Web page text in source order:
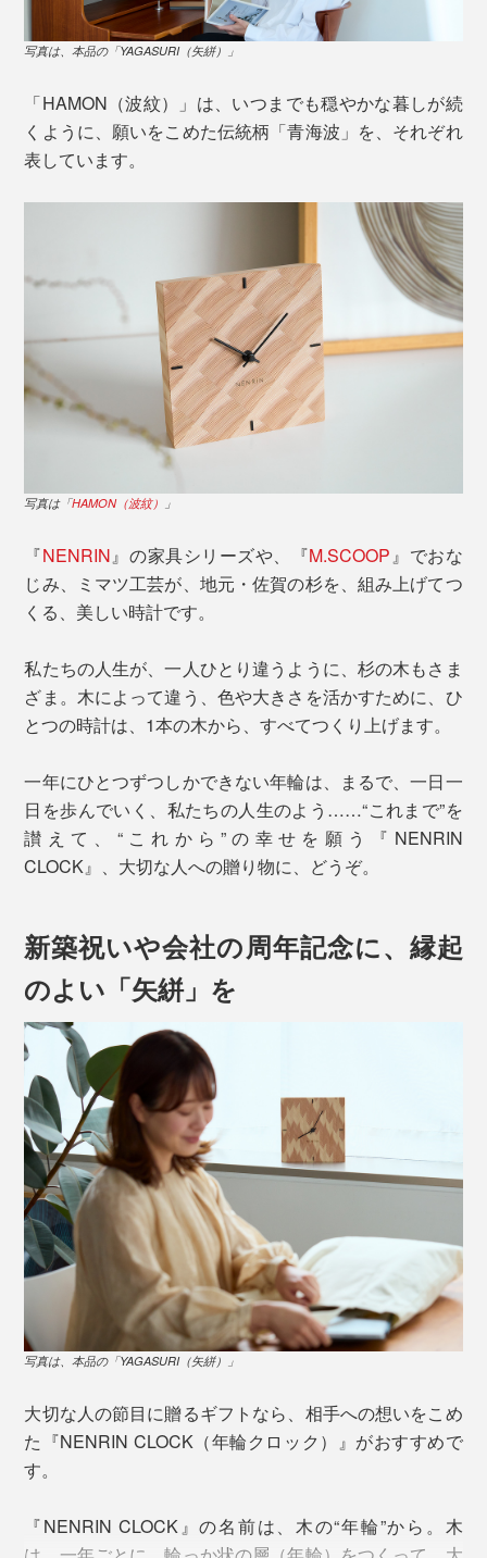
写真は、本品の「YAGASURI（矢絣）」
「HAMON（波紋）」は、いつまでも穏やかな暮しが続
くように、願いをこめた伝統柄「青海波」を、それぞれ
表しています。
写真は「HAMON（波紋） 」
『NENRIN』の家具シリーズや、『M.SCOOP』でおな
じみ、ミマツ工芸が、地元・佐賀の杉を、組み上げてつ
くる、美しい時計です。
私たちの人生が、一人ひとり違うように、杉の木もさま
ざま。木によって違う、色や大きさを活かすために、ひ
とつの時計は、1本の木から、すべてつくり上げます。
一年にひとつずつしかできない年輪は、まるで、一日一
日を歩んでいく、私たちの人生のよう……“これまで”を
讃えて、“これから”の幸せを願う『NENRIN
CLOCK』、大切な人への贈り物に、どうぞ。
新築祝いや会社の周年記念に、縁起
のよい「矢絣」を
写真は、本品の「YAGASURI（矢絣）」
大切な人の節目に贈るギフトなら、相手への想いをこめ
た『NENRIN CLOCK（年輪クロック）』がおすすめで
す。
『NENRIN CLOCK』の名前は、木の“年輪”から。木